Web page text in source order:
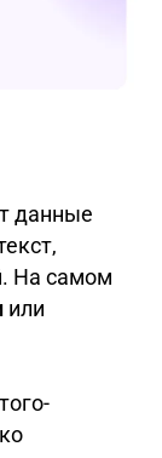
данные
На самом
или